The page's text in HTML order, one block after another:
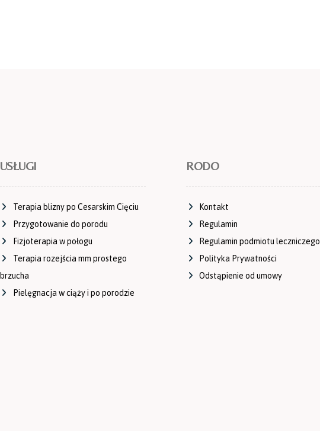
USŁUGI
Terapia blizny po Cesarskim Cięciu
Przygotowanie do porodu
Fizjoterapia w połogu
Terapia rozejścia mm prostego
brzucha
Pielęgnacja w ciąży i po porodzie
RODO
Kontakt
Regulamin
Regulamin podmiotu leczniczego
Polityka Prywatności
Odstąpienie od umowy